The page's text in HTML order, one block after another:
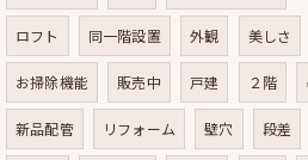
ロフト 同一階設置 外観 美しさ
お掃除機能 販売中 戸建 ２階
新品配管 リフォーム 壁穴 段差